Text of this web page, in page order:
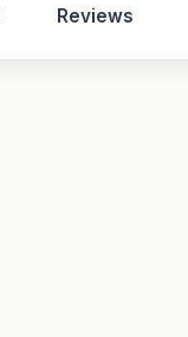
Reviews